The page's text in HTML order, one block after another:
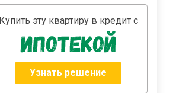
Купить эту квартиру в кредит с
Узнать решение